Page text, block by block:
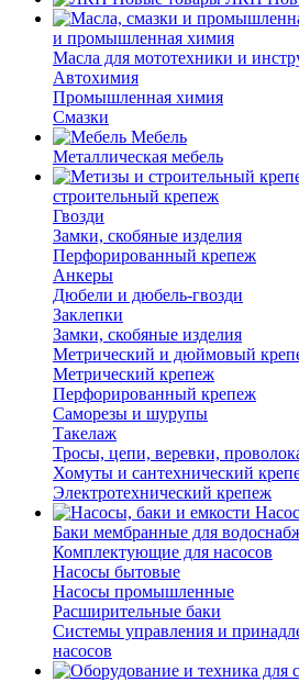
и промышленная химия
Масла для мототехники и
Автохимия
Промышленная химия
Смазки
Мебель
Металлическая мебель
строительный крепеж
Гвозди
Замки, скобяные изделия
Перфорированный крепеж
Анкеры
Дюбели и дюбель-гвозди
Заклепки
Замки, скобяные изделия
Метрический и дюймовый
Метрический крепеж
Перфорированный крепеж
Саморезы и шурупы
Такелаж
Тросы, цепи, веревки,
Хомуты и сантехнический
Электротехнический крепеж
Баки мембранные для
Комплектующие для насосов
Насосы бытовые
Насосы промышленные
Расширительные баки
Системы управления и
насосов